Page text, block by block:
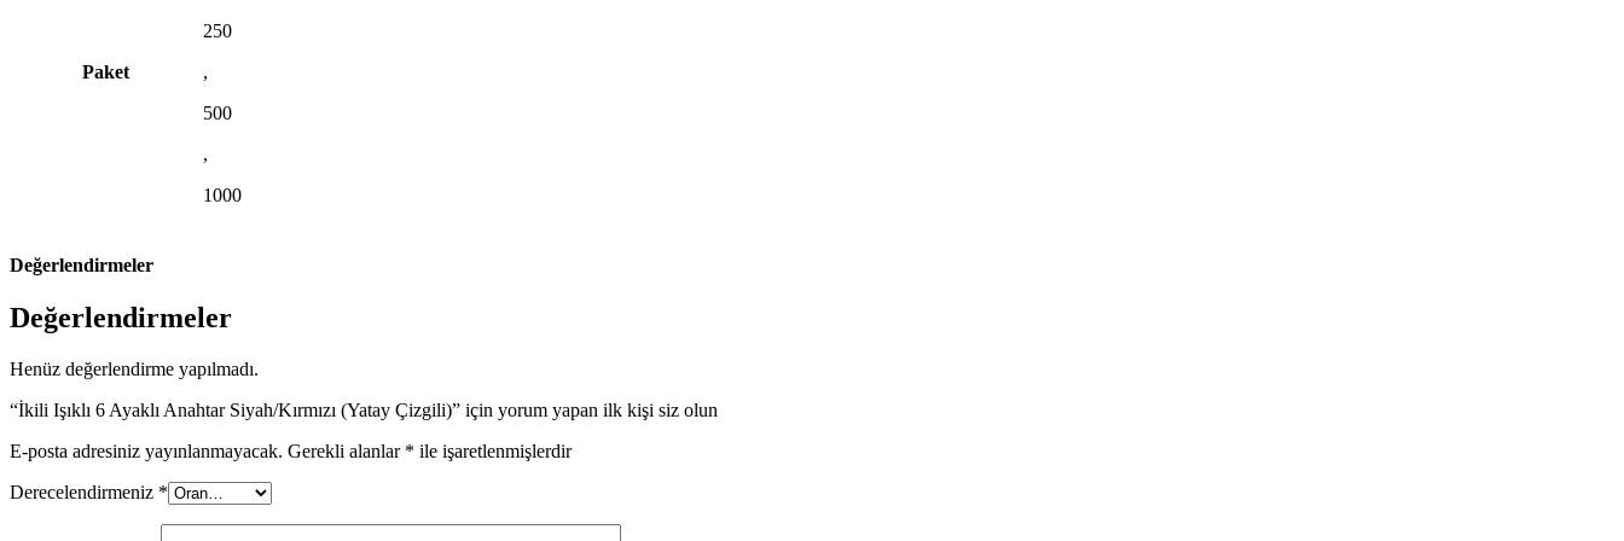
Paket
250
,
500
,
1000
Değerlendirmeler
Değerlendirmeler
Henüz değerlendirme yapılmadı.
“İkili Işıklı 6 Ayaklı Anahtar Siyah/Kırmızı (Yatay Çizgili)” için yorum yapan ilk kişi siz olun
E-posta adresiniz yayınlanmayacak. Gerekli alanlar * ile işaretlenmişlerdir
Derecelendirmeniz *